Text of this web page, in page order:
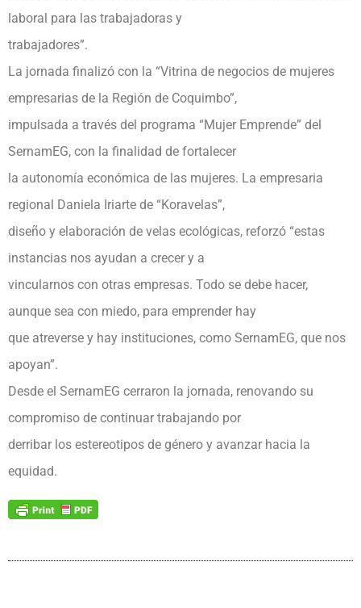
laboral para las trabajadoras y
trabajadores”.
La jornada finalizó con la “Vitrina de negocios de mujeres
empresarias de la Región de Coquimbo”,
impulsada a través del programa “Mujer Emprende” del
SernamEG, con la finalidad de fortalecer
la autonomía económica de las mujeres. La empresaria
regional Daniela Iriarte de “Koravelas”,
diseño y elaboración de velas ecológicas, reforzó “estas
instancias nos ayudan a crecer y a
vincularnos con otras empresas. Todo se debe hacer,
aunque sea con miedo, para emprender hay
que atreverse y hay instituciones, como SernamEG, que nos
apoyan”.
Desde el SernamEG cerraron la jornada, renovando su
compromiso de continuar trabajando por
derribar los estereotipos de género y avanzar hacia la
equidad.